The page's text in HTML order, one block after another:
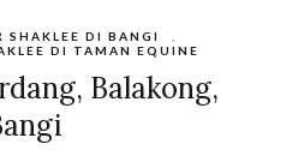
SHAKLEE DI BANGI
DI TAMAN EQUINE
Balakong,